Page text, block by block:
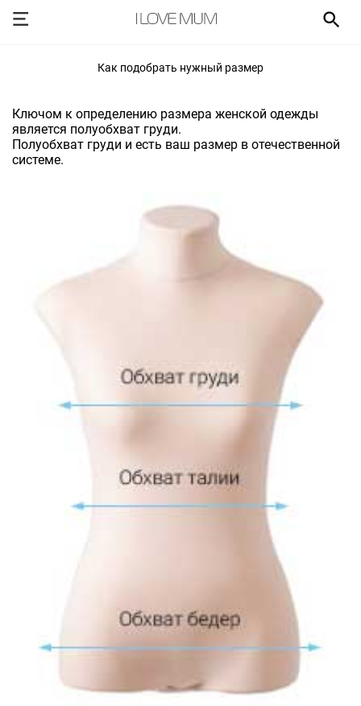
Как подобрать нужный размер
Ключом к определению размера женской одежды
является полуобхват груди.
Полуобхват груди и есть ваш размер в отечественной
системе.